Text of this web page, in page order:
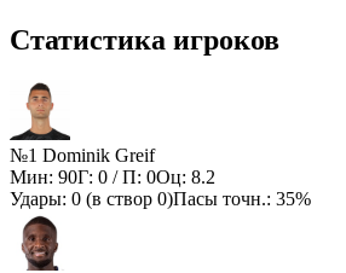
Статистика игроков
№1 Dominik Greif
Мин: 90Г: 0 / П: 0Оц: 8.2
Удары: 0 (в створ 0)Пасы точн.: 35%